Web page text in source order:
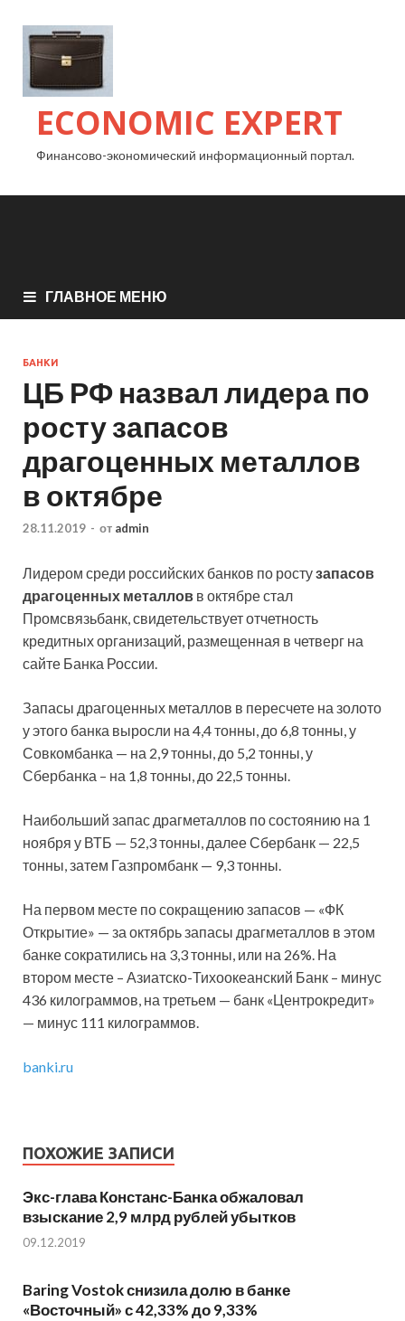
ECONOMIC EXPERT
Финансово-экономический информационный портал.
ГЛАВНОЕ МЕНЮ
БАНКИ
ЦБ РФ назвал лидера по
росту запасов
драгоценных металлов
в октябре
28.11.2019 - от admin
Лидером среди российских банков по ростузапасов
драгоценных металлов в октябре стал
Промсвязьбанк, свидетельствует отчетность
кредитных организаций, размещенная в четверг на
сайте Банка России.
Запасы драгоценных металлов в пересчете на золото
у этого банка выросли на 4,4 тонны, до 6,8 тонны, у
Совкомбанка — на 2,9 тонны, до 5,2 тонны, у
Сбербанка – на 1,8 тонны, до 22,5 тонны.
Наибольший запас драгметаллов по состоянию на 1
ноября у ВТБ — 52,3 тонны, далее Сбербанк — 22,5
тонны, затем Газпромбанк — 9,3 тонны.
На первом месте по сокращению запасов — «ФК
Открытие» — за октябрь запасы драгметаллов в этом
банке сократились на 3,3 тонны, или на 26%. На
втором месте – Азиатско-Тихоокеанский Банк – минус
436 килограммов, на третьем — банк «Центрокредит»
— минус 111 килограммов.
banki.ru
ПОХОЖИЕ ЗАПИСИ
Экс-глава Констанс-Банка обжаловал
взыскание 2,9 млрд рублей убытков
09.12.2019
Baring Vostok снизила долю в банке
«Восточный» с 42,33% до 9,33%